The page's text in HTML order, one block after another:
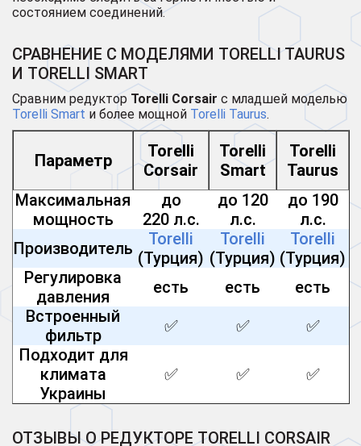
состоянием соединений.
СРАВНЕНИЕ С МОДЕЛЯМИ TORELLI TAURUS
И TORELLI SMART
Сравним редуктор Torelli Corsair с младшей моделью
Torelli Smart и более мощной Torelli Taurus.
Параметр
Torelli
Corsair
Torelli
Smart
Torelli
Taurus
Максимальная
мощность
до
220 л.с.
до 120
л.с.
до 190
л.с.
Производитель
Torelli
(Турция)
Torelli
(Турция)
Torelli
(Турция)
Регулировка
давления
есть есть
есть
Встроенный
фильтр
✅ ✅
✅
Подходит для
климата
Украины
✅ ✅ ✅
ОТЗЫВЫ О РЕДУКТОРЕ TORELLI CORSAIR